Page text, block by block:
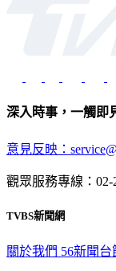
深入時事，一觸即
意見反映：
觀眾服務專線：02-
TVBS新聞網
關於我們 56新聞台